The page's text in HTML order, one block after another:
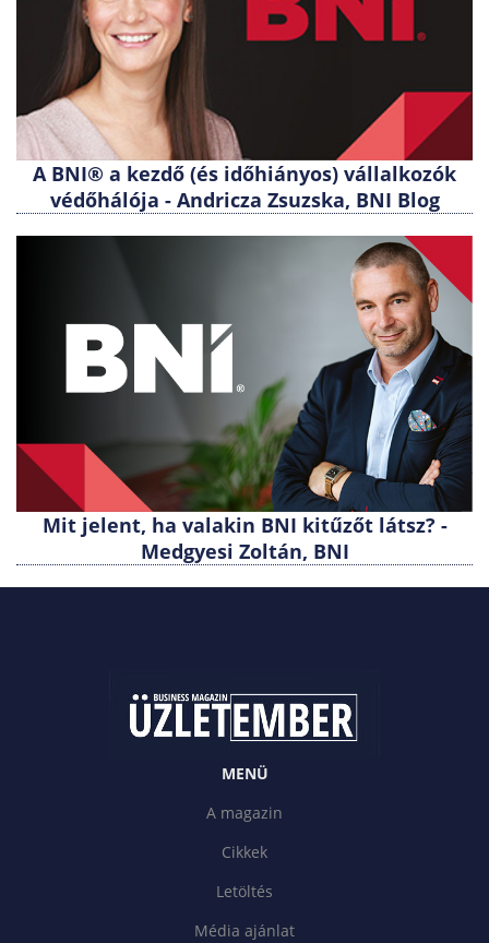
A BNI® a kezdő (és időhiányos) vállalkozók
védőhálója - Andricza Zsuzska, BNI Blog
Mit jelent, ha valakin BNI kitűzőt látsz? -
Medgyesi Zoltán, BNI
MENÜ
A magazin
Cikkek
Letöltés
Média ajánlat